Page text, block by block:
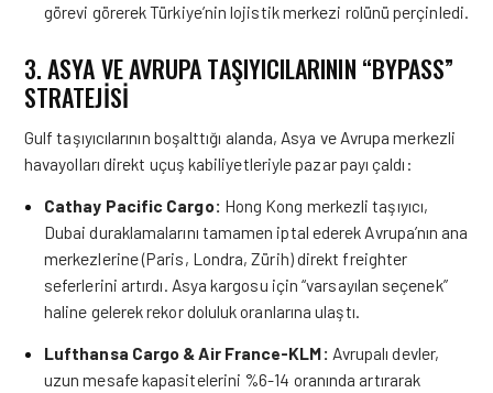
görevi görerek Türkiye’nin lojistik merkezi rolünü perçinledi.
3. ASYA VE AVRUPA TAŞIYICILARININ “BYPASS”
STRATEJİSİ
Gulf taşıyıcılarının boşalttığı alanda, Asya ve Avrupa merkezli
havayolları direkt uçuş kabiliyetleriyle pazar payı çaldı:
Cathay Pacific Cargo: Hong Kong merkezli taşıyıcı,
Dubai duraklamalarını tamamen iptal ederek Avrupa’nın ana
merkezlerine (Paris, Londra, Zürih) direkt freighter
seferlerini artırdı. Asya kargosu için “varsayılan seçenek”
haline gelerek rekor doluluk oranlarına ulaştı.
Lufthansa Cargo & Air France-KLM: Avrupalı devler,
uzun mesafe kapasitelerini %6-14 oranında artırarak